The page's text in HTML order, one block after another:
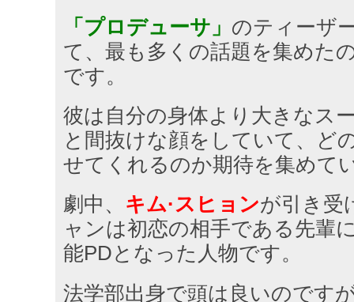
「プロデューサ」 のティーザ
て、最も多くの話題を集めた
です。
彼は自分の身体より大きなス
と間抜けな顔をしていて、ど
せてくれるのか期待を集めて
劇中、 キム·スヒョンが引き受
ャンは初恋の相手である先輩
能PDとなった人物です。
法学部出身で頭は良いのです